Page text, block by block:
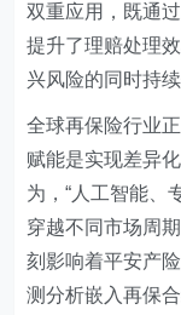
双重应用，既通
提升了理赔处理
兴风险的同时持
全球再保险行业
赋能是实现差异
为，“人工智能、
穿越不同市场周
刻影响着平安产
测分析嵌入再保